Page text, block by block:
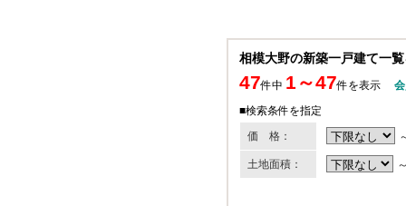
相模大野の新築一戸建て一
47件中 1～47件を表示
■検索条件を指定
価 格：
土地面積：